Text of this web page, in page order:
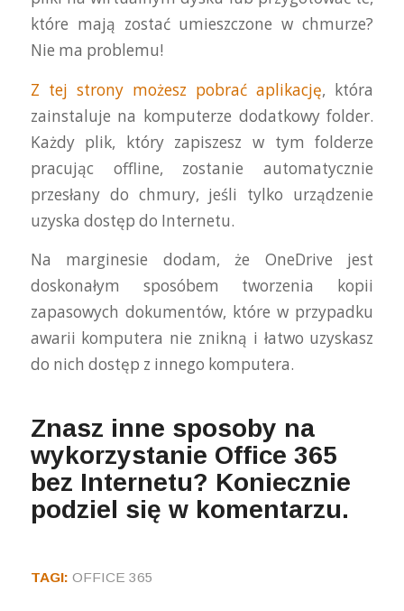
które mają zostać umieszczone w chmurze?
Nie ma problemu!
Z tej strony możesz pobrać aplikację, która
zainstaluje na komputerze dodatkowy folder.
Każdy plik, który zapiszesz w tym folderze
pracując offline, zostanie automatycznie
przesłany do chmury, jeśli tylko urządzenie
uzyska dostęp do Internetu.
Na marginesie dodam, że OneDrive jest
doskonałym sposóbem tworzenia kopii
zapasowych dokumentów, które w przypadku
awarii komputera nie znikną i łatwo uzyskasz
do nich dostęp z innego komputera.
Znasz inne sposoby na
wykorzystanie Office 365
bez Internetu? Koniecznie
podziel się w komentarzu.
TAGI: OFFICE 365